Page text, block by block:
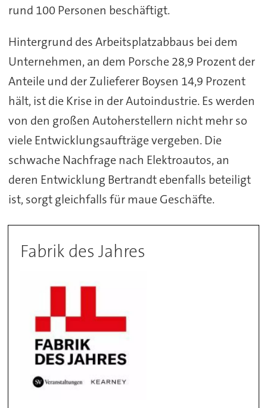
rund 100 Personen beschäftigt.
Hintergrund des Arbeitsplatzabbaus bei dem
Unternehmen, an dem Porsche 28,9 Prozent der
Anteile und der Zulieferer Boysen 14,9 Prozent
hält, ist die Krise in der Autoindustrie. Es werden
von den großen Autoherstellern nicht mehr so
viele Entwicklungsaufträge vergeben. Die
schwache Nachfrage nach Elektroautos, an
deren Entwicklung Bertrandt ebenfalls beteiligt
ist, sorgt gleichfalls für maue Geschäfte.
Fabrik des Jahres